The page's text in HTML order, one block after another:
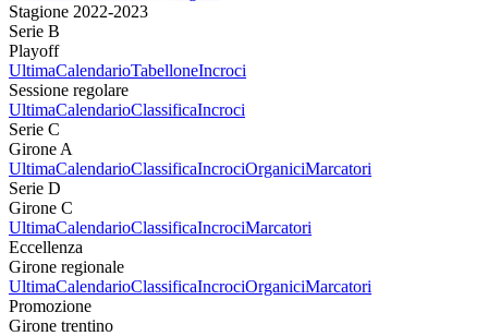
Stagione 2022-2023
Serie B
Playoff
UltimaCalendarioTabelloneIncroci
Sessione regolare
UltimaCalendarioClassificaIncroci
Serie C
Girone A
UltimaCalendarioClassificaIncrociOrganiciMarcatori
Serie D
Girone C
UltimaCalendarioClassificaIncrociMarcatori
Eccellenza
Girone regionale
UltimaCalendarioClassificaIncrociOrganiciMarcatori
Promozione
Girone trentino